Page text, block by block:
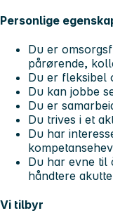
Personlige
Du er
pårørende,
Du er fleksibel
Du kan jobbe
Du er
Du trives i et
Du har
Du har evne til
håndtere
Vi tilbyr